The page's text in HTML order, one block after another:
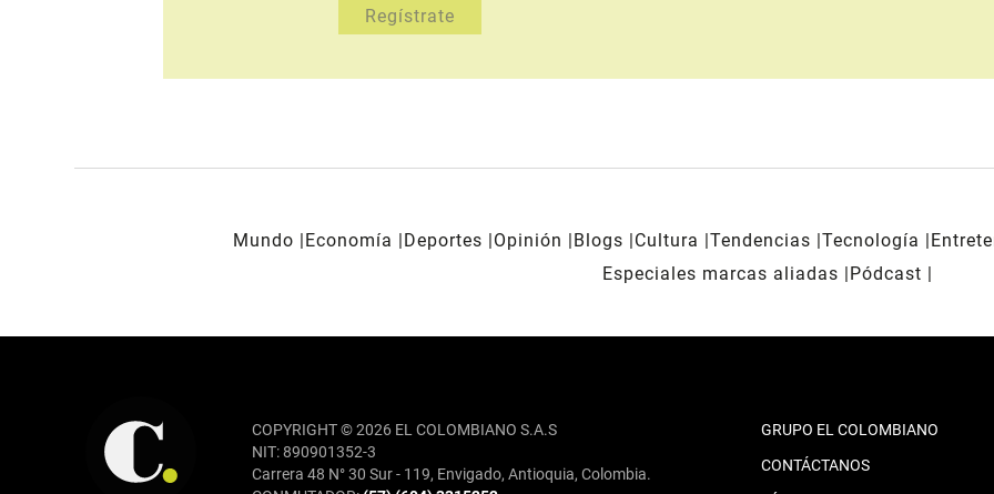
Mundo Economía Deportes Opinión Blogs Cultura Tendencias Tecnología
Especiales marcas aliadas
Pódcast
COPYRIGHT © 2026 EL COLOMBIANO S.A.S
NIT: 890901352-3
Carrera 48 N° 30 Sur - 119, Envigado, Antioquia, Colombia.
GRUPO EL COLOMBIANO
CONTÁCTANOS